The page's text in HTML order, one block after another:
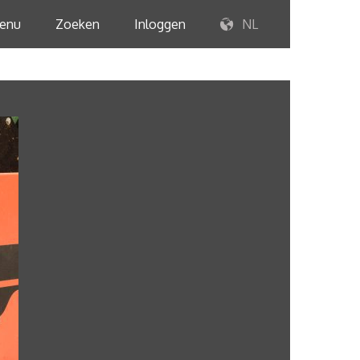
Zoeken Inloggen NL